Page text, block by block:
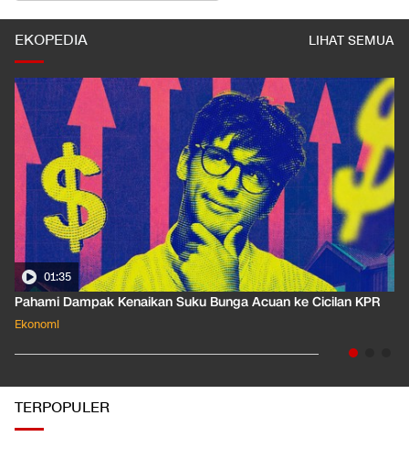
EKOPEDIA LIHAT SEMUA
01:35
Pahami Dampak Kenaikan Suku Bunga Acuan ke Cicilan KPR
Ekonomi
TERPOPULER